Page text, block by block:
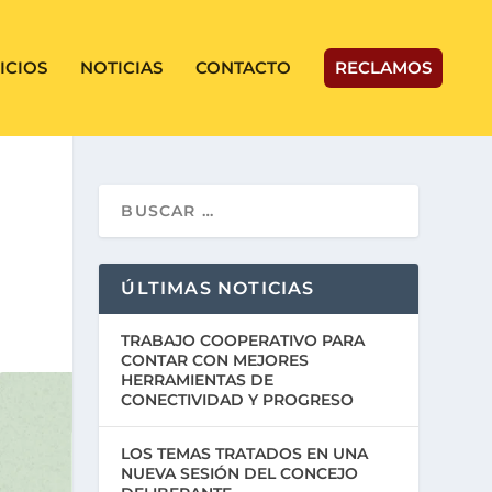
NOTICIAS CONTACTO RECLAMOS
ÚLTIMAS NOTICIAS
TRABAJO COOPERATIVO PARA
CONTAR CON MEJORES
HERRAMIENTAS DE
CONECTIVIDAD Y PROGRESO
LOS TEMAS TRATADOS EN UNA
NUEVA SESIÓN DEL CONCEJO